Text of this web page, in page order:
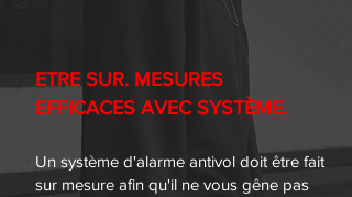
ETRE SUR. MESURES
EFFICACES AVEC SYSTÈME.
Un système d'alarme antivol doit être fait
sur mesure afin qu'il ne vous gêne pas